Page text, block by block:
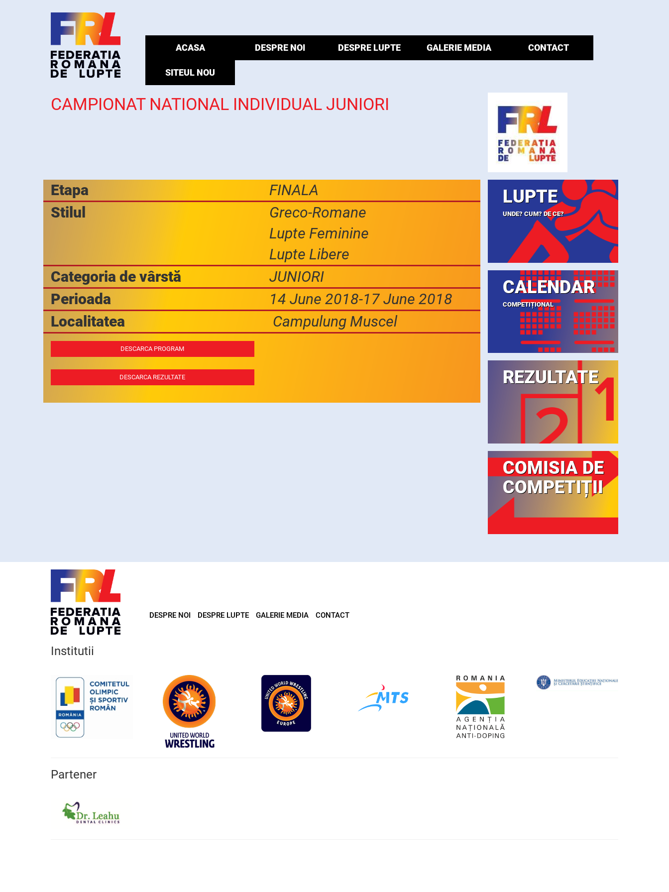
ACASA DESPRE NOI DESPRE LUPTE GALERIE MEDIA CONTACT
SITEUL NOU
CAMPIONAT NATIONAL INDIVIDUAL JUNIORI
Etapa
FINALA
Stilul
Greco-Romane
Lupte Feminine
Lupte Libere
Categoria de vârstă
JUNIORI
Perioada
14 June 2018-17 June 2018
Localitatea
Campulung Muscel
DESCARCA PROGRAM
DESCARCA REZULTATE
LUPTE
UNDE? CUM? DE CE?
CALENDAR
COMPETIȚIONAL
REZULTATE
COMISIA DE
COMPETIȚII
DESPRE NOI DESPRE LUPTE GALERIE MEDIA CONTACT
Institutii
Partener